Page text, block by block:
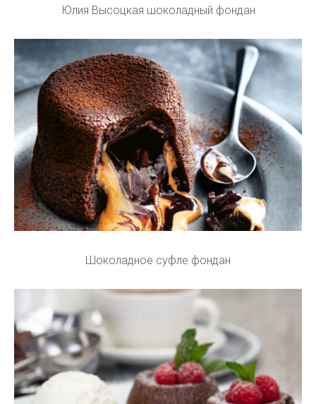
Юлия Высоцкая шоколадный фондан
Шоколадное суфле фондан